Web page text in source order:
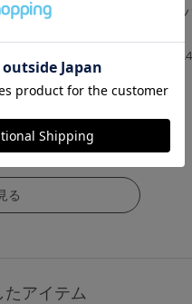
のストッキ
(税込)
綿混無地5本指
4.4
￥473
る
アイテム